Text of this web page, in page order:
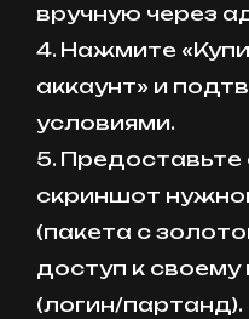
вручную через
4. Нажмите
аккаунт» и
условиями.
5.
скриншот
(пакета с
доступ к своему
(логин/партанд).